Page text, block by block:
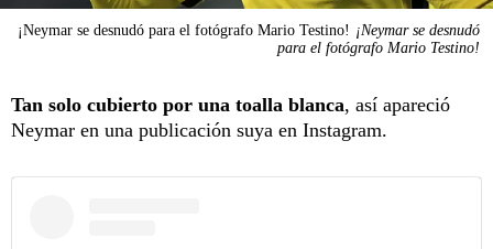
¡Neymar se desnudó para el fotógrafo Mario Testino! ¡Neymar se desnudó
para el fotógrafo Mario Testino!
Tan solo cubierto por una toalla blanca, así apareció
Neymar en una publicación suya en Instagram.